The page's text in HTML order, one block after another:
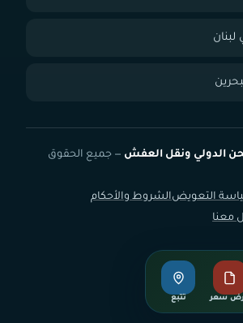
الدولي ونقل العفش — جميع الحقوق
التعويضالشروط والأحكام
معنا
سعر تتبع